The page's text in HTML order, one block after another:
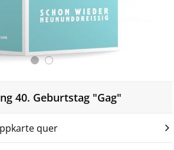
40. Geburtstag "Gag"
quer